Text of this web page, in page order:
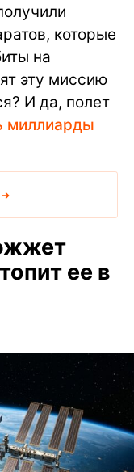
которые
на
эту миссию
И да, полет
миллиарды
ее в